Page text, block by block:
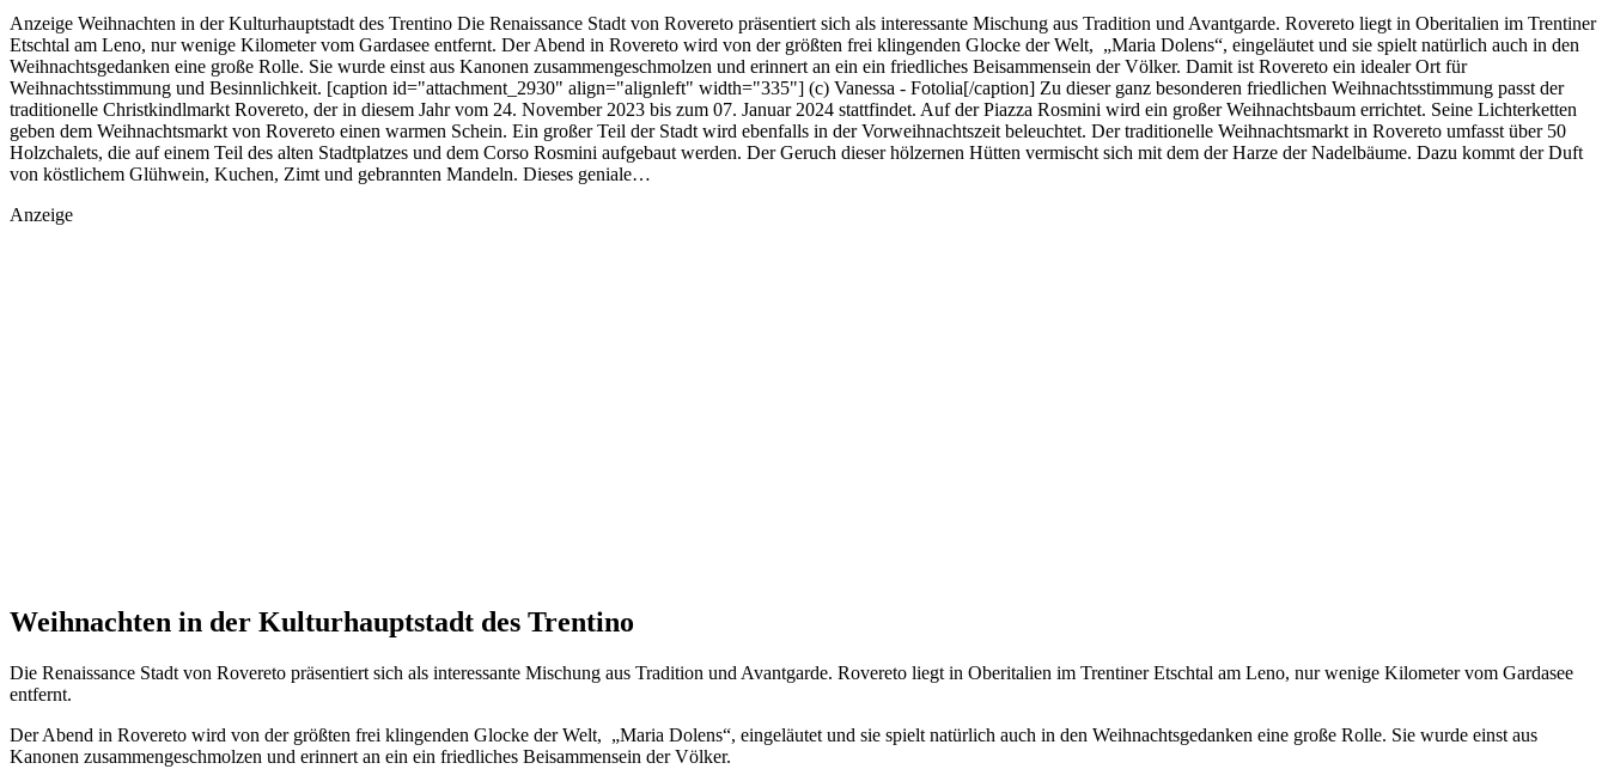
Anzeige Weihnachten in der Kulturhauptstadt des Trentino Die Renaissance Stadt von Rovereto präsentiert sich als interessante Mischung aus Tradition und Avantgarde. Rovereto liegt in Oberitalien im Trentiner
Etschtal am Leno, nur wenige Kilometer vom Gardasee entfernt. Der Abend in Rovereto wird von der größten frei klingenden Glocke der Welt, „Maria Dolens“, eingeläutet und sie spielt natürlich auch in den
Weihnachtsgedanken eine große Rolle. Sie wurde einst aus Kanonen zusammengeschmolzen und erinnert an ein ein friedliches Beisammensein der Völker. Damit ist Rovereto ein idealer Ort für
Weihnachtsstimmung und Besinnlichkeit. [caption id="attachment_2930" align="alignleft" width="335"] (c) Vanessa - Fotolia[/caption] Zu dieser ganz besonderen friedlichen Weihnachtsstimmung passt der
traditionelle Christkindlmarkt Rovereto, der in diesem Jahr vom 24. November 2023 bis zum 07. Januar 2024 stattfindet. Auf der Piazza Rosmini wird ein großer Weihnachtsbaum errichtet. Seine Lichterketten
geben dem Weihnachtsmarkt von Rovereto einen warmen Schein. Ein großer Teil der Stadt wird ebenfalls in der Vorweihnachtszeit beleuchtet. Der traditionelle Weihnachtsmarkt in Rovereto umfasst über 50
Holzchalets, die auf einem Teil des alten Stadtplatzes und dem Corso Rosmini aufgebaut werden. Der Geruch dieser hölzernen Hütten vermischt sich mit dem der Harze der Nadelbäume. Dazu kommt der Duft
von köstlichem Glühwein, Kuchen, Zimt und gebrannten Mandeln. Dieses geniale…
Anzeige
Weihnachten in der Kulturhauptstadt des Trentino
Die Renaissance Stadt von Rovereto präsentiert sich als interessante Mischung aus Tradition und Avantgarde. Rovereto liegt in Oberitalien im Trentiner Etschtal am Leno, nur wenige Kilometer vom Gardasee
entfernt.
Der Abend in Rovereto wird von der größten frei klingenden Glocke der Welt, „Maria Dolens“, eingeläutet und sie spielt natürlich auch in den Weihnachtsgedanken eine große Rolle. Sie wurde einst aus
Kanonen zusammengeschmolzen und erinnert an ein ein friedliches Beisammensein der Völker.